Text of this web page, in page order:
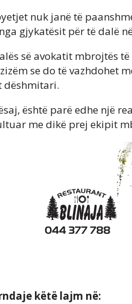
nuk janë të
gjykatësit për të dalë
së avokatit mbrojtës
se do të vazhdohet
dëshmitari.
është parë edhe një
me dikë prej ekipit
këtë lajm në: